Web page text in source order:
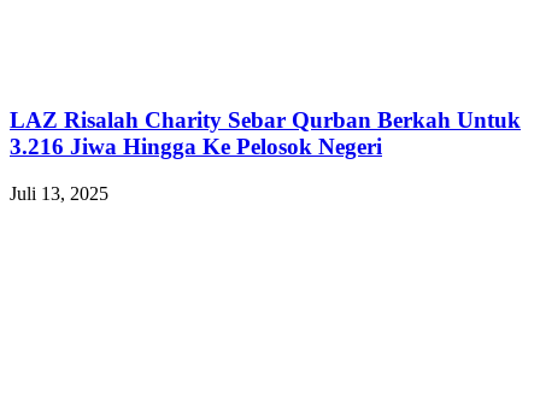
LAZ Risalah Charity Sebar Qurban Berkah Untuk
3.216 Jiwa Hingga Ke Pelosok Negeri
Juli 13, 2025